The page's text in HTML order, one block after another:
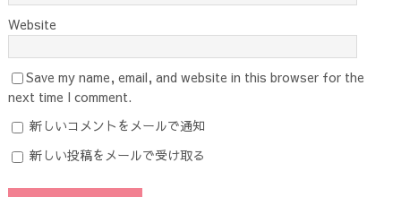
Website
Save my name, email, and website in this browser for the
next time I comment.
新しいコメントをメールで通知
新しい投稿をメールで受け取る